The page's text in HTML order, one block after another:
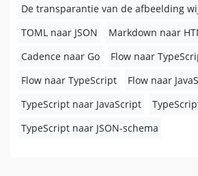
De transparantie van de afbeelding
TOML naar JSON
Markdown naar
Cadence naar Go
Flow naar
Flow naar TypeScript
Flow naar
TypeScript naar JavaScript
TypeScript naar JSON-schema